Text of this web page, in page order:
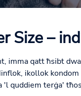
Size –
imma qatt ħsibt
ikollok
quddiem terġa'